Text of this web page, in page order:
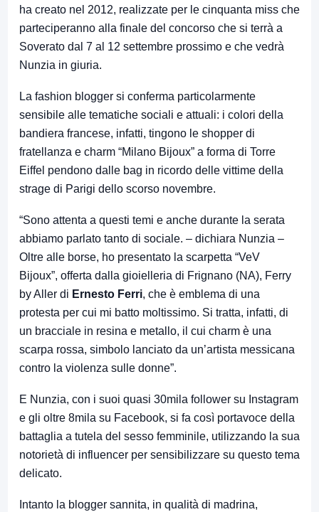
ha creato nel 2012, realizzate per le cinquanta miss che
parteciperanno alla finale del concorso che si terrà a
Soverato dal 7 al 12 settembre prossimo e che vedrà
Nunzia in giuria.
La fashion blogger si conferma particolarmente
sensibile alle tematiche sociali e attuali: i colori della
bandiera francese, infatti, tingono le shopper di
fratellanza e charm “Milano Bijoux” a forma di Torre
Eiffel pendono dalle bag in ricordo delle vittime della
strage di Parigi dello scorso novembre.
“Sono attenta a questi temi e anche durante la serata
abbiamo parlato tanto di sociale. – dichiara Nunzia –
Oltre alle borse, ho presentato la scarpetta “VeV
Bijoux”, offerta dalla gioielleria di Frignano (NA), Ferry
by Aller di Ernesto Ferri, che è emblema di una
protesta per cui mi batto moltissimo. Si tratta, infatti, di
un bracciale in resina e metallo, il cui charm è una
scarpa rossa, simbolo lanciato da un’artista messicana
contro la violenza sulle donne”.
E Nunzia, con i suoi quasi 30mila follower su Instagram
e gli oltre 8mila su Facebook, si fa così portavoce della
battaglia a tutela del sesso femminile, utilizzando la sua
notorietà di influencer per sensibilizzare su questo tema
delicato.
Intanto la blogger sannita, in qualità di madrina,